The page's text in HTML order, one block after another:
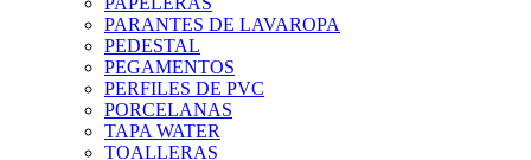
PARANTES DE LAVAROPA
PEDESTAL
PEGAMENTOS
PERFILES DE PVC
PORCELANAS
TAPA WATER
TOALLERAS